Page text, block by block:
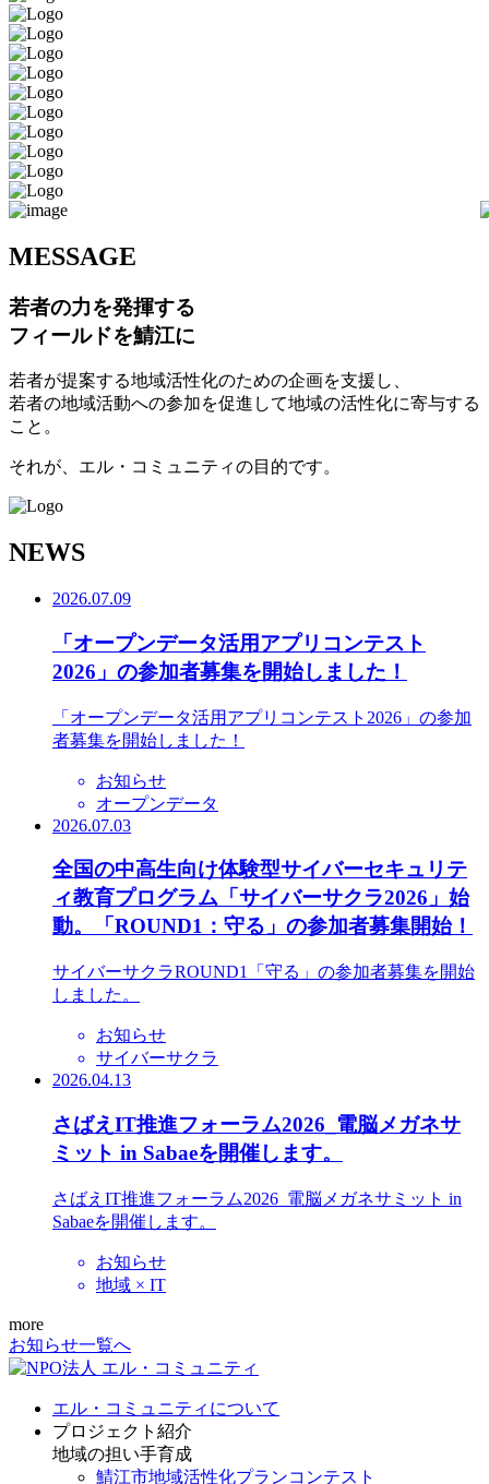
MESSAGE
若者の力を発揮する
フィールドを鯖江に
若者が提案する地域活性化のための企画を支援し、
若者の地域活動への参加を促進して地域の活性化に寄与する
こと。
それが、エル・コミュニティの目的です。
NEWS
2026.07.09
「オープンデータ活用アプリコンテスト
2026」の参加者募集を開始しました！
「オープンデータ活用アプリコンテスト2026」の参加
者募集を開始しました！
お知らせ
オープンデータ
2026.07.03
全国の中高生向け体験型サイバーセキュリテ
ィ教育プログラム「サイバーサクラ2026」始
動。「ROUND1：守る」の参加者募集開始！
サイバーサクラROUND1「守る」の参加者募集を開始
しました。
お知らせ
サイバーサクラ
2026.04.13
さばえIT推進フォーラム2026_電脳メガネサ
ミット in Sabaeを開催します。
さばえIT推進フォーラム2026_電脳メガネサミット in
Sabaeを開催します。
お知らせ
地域 × IT
more
お知らせ一覧へ
エル・コミュニティについて
プロジェクト紹介
地域の担い手育成
鯖江市地域活性化プランコンテスト